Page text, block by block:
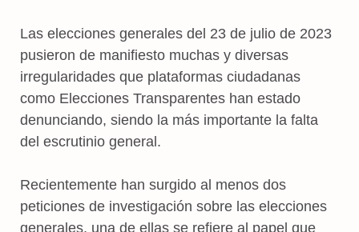
Las elecciones generales del 23 de julio de 2023
pusieron de manifiesto muchas y diversas
irregularidades que plataformas ciudadanas
como Elecciones Transparentes han estado
denunciando, siendo la más importante la falta
del escrutinio general.
Recientemente han surgido al menos dos
peticiones de investigación sobre las elecciones
generales, una de ellas se refiere al papel que